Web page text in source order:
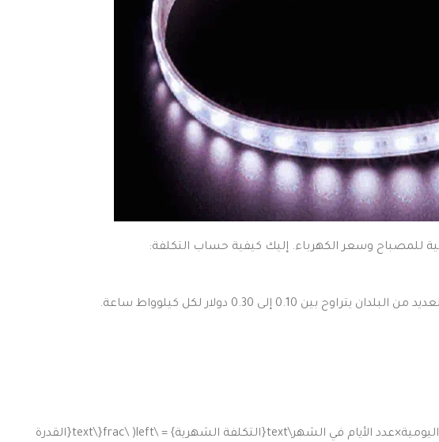
التكلفة الشهرية=(القدرة (واط)1000)×سعر الكهرباء (دولار/kWh)×عدد الساعات اليومية×عدد الأيام في الشهر\text{التكلفة الشهرية} = \left( \frac{\text{القدرة